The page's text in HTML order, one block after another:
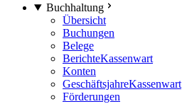
Buchhaltung
Übersicht
Buchungen
Belege
BerichteKassenwart
Konten
GeschäftsjahreKassenwart
Förderungen